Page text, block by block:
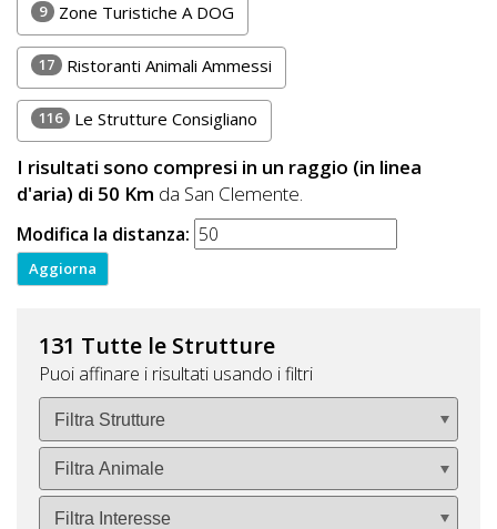
9 Zone Turistiche A DOG
17 Ristoranti Animali Ammessi
116 Le Strutture Consigliano
I risultati sono compresi in un raggio (in linea
d'aria) di 50 Km da San Clemente.
Modifica la distanza:
131 Tutte le Strutture
Puoi affinare i risultati usando i filtri